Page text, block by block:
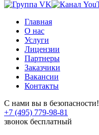
Главная
О нас
Услуги
Лицензии
Партнеры
Заказчики
Вакансии
Контакты
С нами вы в безопасности!
+7 (495) 779-98-81
звонок бесплатный